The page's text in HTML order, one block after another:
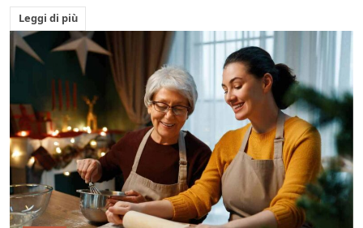
Leggi di più